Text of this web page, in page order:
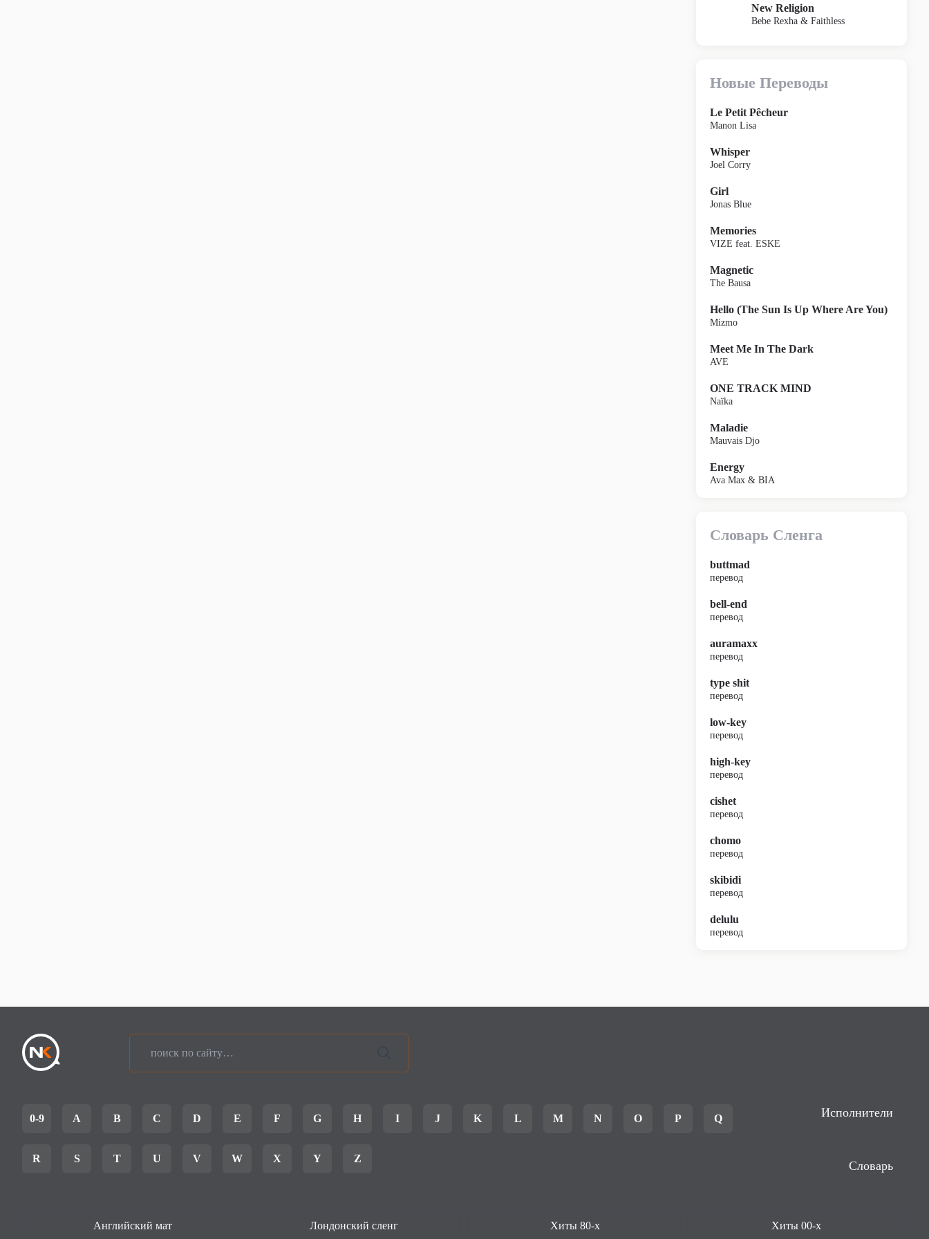
New Religion
Bebe Rexha & Faithless
Новые Переводы
Le Petit Pêcheur
Manon Lisa
Whisper
Joel Corry
Girl
Jonas Blue
Memories
VIZE feat. ESKE
Magnetic
The Bausa
Hello (The Sun Is Up Where Are You)
Mizmo
Meet Me In The Dark
AVE
ONE TRACK MIND
Naïka
Maladie
Mauvais Djo
Energy
Ava Max & BIA
Словарь Сленга
buttmad
перевод
bell-end
перевод
auramaxx
перевод
type shit
перевод
low-key
перевод
high-key
перевод
cishet
перевод
chomo
перевод
skibidi
перевод
delulu
перевод
0-9 A B C D E F G H I J K L M N O P Q
R S T U V W X Y Z
Исполнители
Словарь
Английский мат Лондонский сленг Хиты 80-х Хиты 00-х